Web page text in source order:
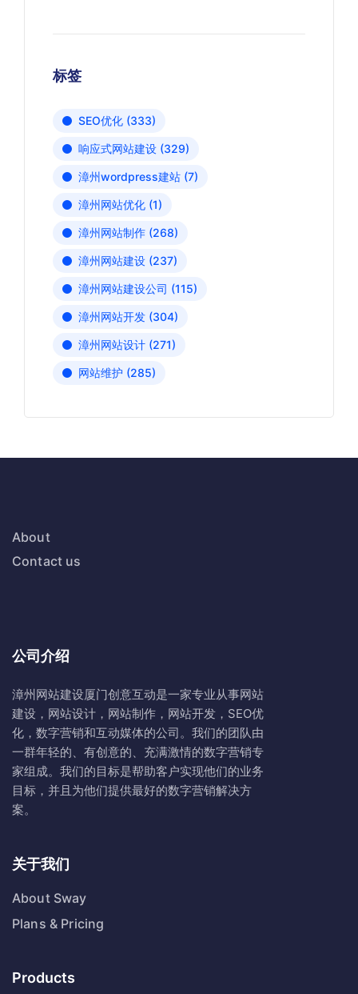
标签
SEO优化 (333)
响应式网站建设 (329)
漳州wordpress建站 (7)
漳州网站优化 (1)
漳州网站制作 (268)
漳州网站建设 (237)
漳州网站建设公司 (115)
漳州网站开发 (304)
漳州网站设计 (271)
网站维护 (285)
About
Contact us
公司介绍
漳州网站建设厦门创意互动是一家专业从事网站
建设，网站设计，网站制作，网站开发，SEO优
化，数字营销和互动媒体的公司。我们的团队由
一群年轻的、有创意的、充满激情的数字营销专
家组成。我们的目标是帮助客户实现他们的业务
目标，并且为他们提供最好的数字营销解决方
案。
关于我们
About Sway
Plans & Pricing
Products